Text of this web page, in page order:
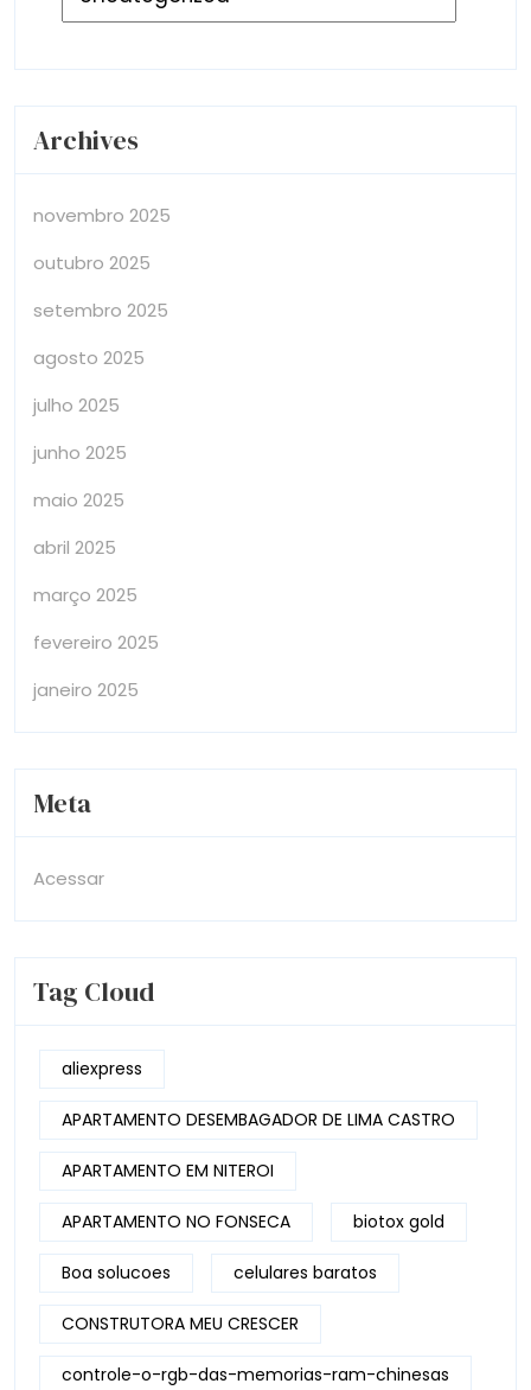
Archives
novembro 2025
outubro 2025
setembro 2025
agosto 2025
julho 2025
junho 2025
maio 2025
abril 2025
março 2025
fevereiro 2025
janeiro 2025
Meta
Acessar
Tag Cloud
aliexpress
APARTAMENTO DESEMBAGADOR DE LIMA CASTRO
APARTAMENTO EM NITEROI
APARTAMENTO NO FONSECA biotox gold
Boa solucoes celulares baratos
CONSTRUTORA MEU CRESCER
controle-o-rgb-das-memorias-ram-chinesas